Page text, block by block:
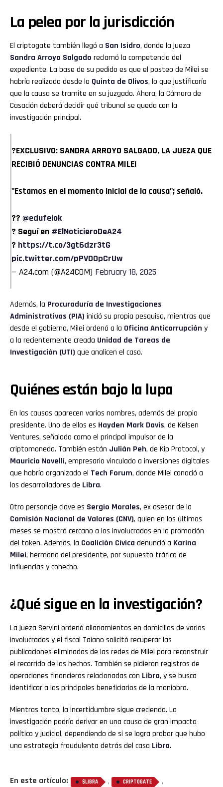
La pelea por la jurisdicción
El criptogate también llegó a San Isidro, donde la jueza
Sandra Arroyo Salgado reclamó la competencia del
expediente. La base de su pedido es que el posteo de Milei se
habría realizado desde la Quinta de Olivos, lo que justificaría
que la causa se tramite en su juzgado. Ahora, la Cámara de
Casación deberá decidir qué tribunal se queda con la
investigación principal.
?EXCLUSIVO: SANDRA ARROYO SALGADO, LA JUEZA QUE
RECIBIÓ DENUNCIAS CONTRA MILEI
"Estamos en el momento inicial de la causa"; señaló.
?? @edufeiok
? Seguí en #ElNoticieroDeA24
? https://t.co/3gt6dzr3tG
pic.twitter.com/pPVDOpCrUw
— A24.com (@A24COM) February 18, 2025
Además, la Procuraduría de Investigaciones
Administrativas (PIA) inició su propia pesquisa, mientras que
desde el gobierno, Milei ordenó a la Oficina Anticorrupción y
a la recientemente creada Unidad de Tareas de
Investigación (UTI) que analicen el caso.
Quiénes están bajo la lupa
En las causas aparecen varios nombres, además del propio
presidente. Uno de ellos es Hayden Mark Davis, de Kelsen
Ventures, señalado como el principal impulsor de la
criptomoneda. También están Julián Peh, de Kip Protocol, y
Mauricio Novelli, empresario vinculado a inversiones digitales
que habría organizado el Tech Forum, donde Milei conoció a
los desarrolladores de Libra.
Otro personaje clave es Sergio Morales, ex asesor de la
Comisión Nacional de Valores (CNV), quien en los últimos
meses se mostró cercano a los involucrados en la promoción
del token. Además, la Coalición Cívica denunció a Karina
Milei, hermana del presidente, por supuesto tráfico de
influencias y cohecho.
¿Qué sigue en la investigación?
La jueza Servini ordenó allanamientos en domicilios de varios
involucrados y el fiscal Taiano solicitó recuperar las
publicaciones eliminadas de las redes de Milei para reconstruir
el recorrido de los hechos. También se pidieron registros de
operaciones financieras relacionadas con Libra, y se busca
identificar a los principales beneficiarios de la maniobra.
Mientras tanto, la incertidumbre sigue creciendo. La
investigación podría derivar en una causa de gran impacto
político y judicial, dependiendo de si se logra probar que hubo
una estrategia fraudulenta detrás del caso Libra.
En este artículo: $LIBRA , CRIPTOGATE ,